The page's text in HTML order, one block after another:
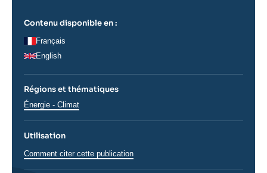
Se connecter
Contenu disponible en :
Français
English
Régions et thématiques
Thématiques
Énergie - Climat
Utilisation
Comment citer cette publication